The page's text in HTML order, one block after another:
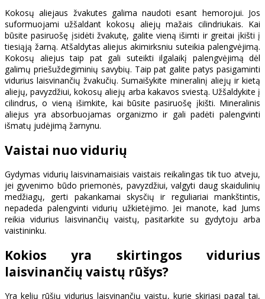
Kokosų aliejaus žvakutes galima naudoti esant hemorojui. Jos
suformuojami užšaldant kokosų aliejų mažais cilindriukais. Kai
būsite pasiruošę įsidėti žvakutę, galite vieną išimti ir greitai įkišti į
tiesiąją žarną. Atšaldytas aliejus akimirksniu suteikia palengvėjimą.
Kokosų aliejus taip pat gali suteikti ilgalaikį palengvėjimą dėl
galimų priešuždegiminių savybių. Taip pat galite patys pasigaminti
vidurius laisvinančių žvakučių. Sumaišykite mineralinį aliejų ir kietą
aliejų, pavyzdžiui, kokosų aliejų arba kakavos sviestą. Užšaldykite į
cilindrus, o vieną išimkite, kai būsite pasiruošę įkišti. Mineralinis
aliejus yra absorbuojamas organizmo ir gali padėti palengvinti
išmatų judėjimą žarnynu.
Vaistai nuo vidurių
Gydymas vidurių laisvinamaisiais vaistais reikalingas tik tuo atveju,
jei gyvenimo būdo priemonės, pavyzdžiui, valgyti daug skaidulinių
medžiagų, gerti pakankamai skysčių ir reguliariai mankštintis,
nepadeda palengvinti vidurių užkietėjimo. Jei manote, kad Jums
reikia vidurius laisvinančių vaistų, pasitarkite su gydytoju arba
vaistininku.
Kokios yra skirtingos vidurius
laisvinančių vaistų rūšys?
Yra kelių rūšių vidurius laisvinančių vaistų, kurie skiriasi pagal tai,